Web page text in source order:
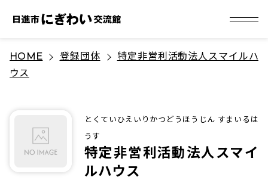
HOME 登録団体
特定非営利活動法人スマイルハ
ウス
とくていひえいりかつどうほうじん すまいるは
うす
特定非営利活動法人スマイ
ルハウス